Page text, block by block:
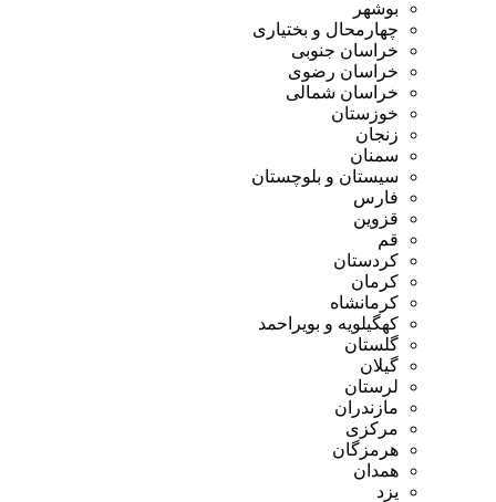
بوشهر
چهارمحال و بختیاری
خراسان جنوبی
خراسان رضوی
خراسان شمالی
خوزستان
زنجان
سمنان
سیستان و بلوچستان
فارس
قزوین
قم
کردستان
کرمان
کرمانشاه
کهگیلویه و بویراحمد
گلستان
گیلان
لرستان
مازندران
مرکزی
هرمزگان
همدان
یزد